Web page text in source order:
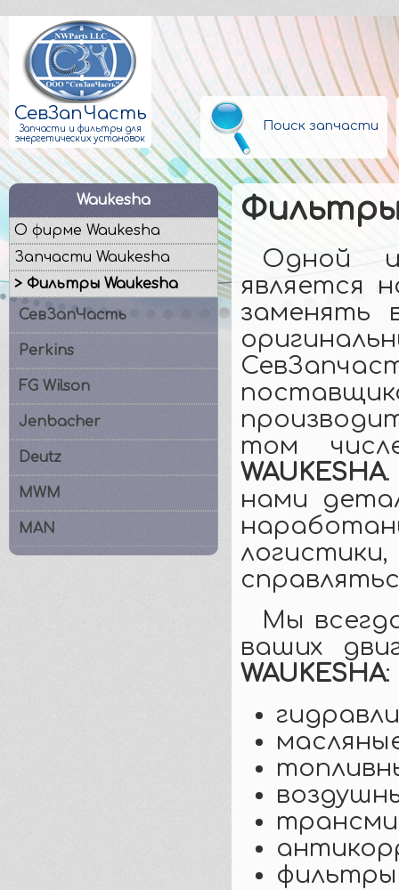
СевЗапЧасть
Запчасти и фильтры для
энергетических установок
Поиск запчасти
Waukesha
О фирме Waukesha
Запчасти Waukesha
> Фильтры Waukesha
СевЗапЧасть
Perkins
FG Wilson
Jenbacher
Deutz
MWM
MAN
Фильтры
Одной
является
заменять
том
WAUKESHA
нами
Мы
ваших
WAUKESHA: